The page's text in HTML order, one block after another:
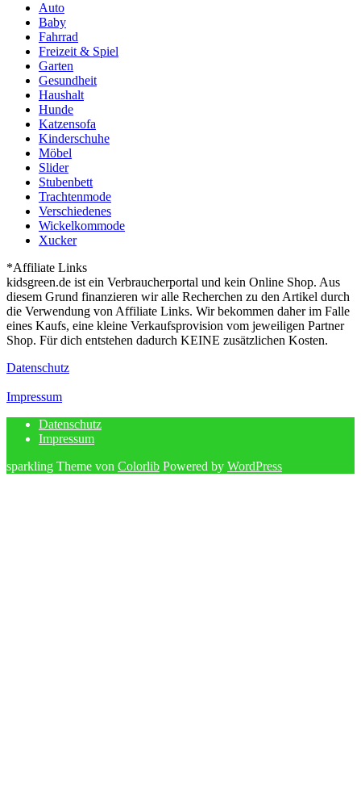
Auto
Baby
Fahrrad
Freizeit & Spiel
Garten
Gesundheit
Haushalt
Hunde
Katzensofa
Kinderschuhe
Möbel
Slider
Stubenbett
Trachtenmode
Verschiedenes
Wickelkommode
Xucker
*Affiliate Links
kidsgreen.de ist ein Verbraucherportal und kein Online Shop. Aus
diesem Grund finanzieren wir alle Recherchen zu den Artikel durch
die Verwendung von Affiliate Links. Wir bekommen daher im Falle
eines Kaufs, eine kleine Verkaufsprovision vom jeweiligen Partner
Shop. Für dich entstehen dadurch KEINE zusätzlichen Kosten.
Datenschutz
Impressum
Datenschutz
Impressum
sparkling Theme von Colorlib Powered by WordPress